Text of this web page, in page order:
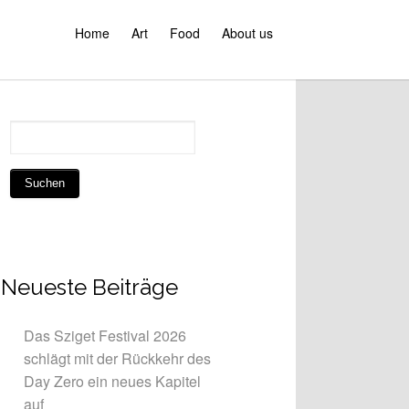
Home Art Food About us
Neueste Beiträge
Das Sziget Festival 2026
schlägt mit der Rückkehr des
Day Zero ein neues Kapitel
auf